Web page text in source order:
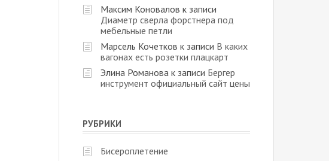
Максим Коновалов к записи
Диаметр сверла форстнера под
мебельные петли
Марсель Кочетков к записи В каких
вагонах есть розетки плацкарт
Элина Романова к записи Бергер
инструмент официальный сайт цены
РУБРИКИ
Бисероплетение